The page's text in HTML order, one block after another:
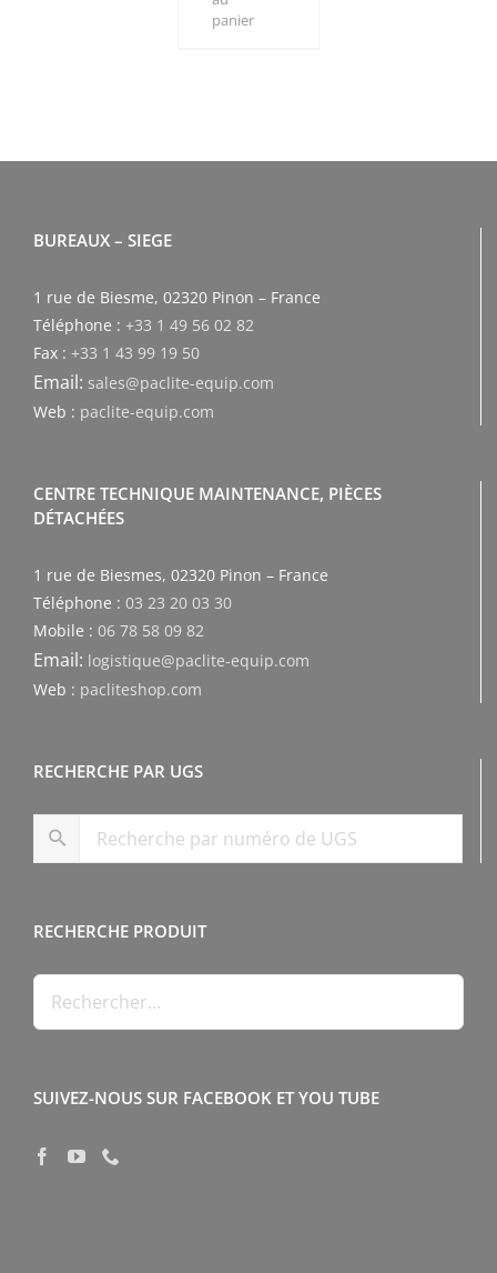
panier
BUREAUX – SIEGE
1 rue de Biesme, 02320 Pinon – France
Téléphone : +33 1 49 56 02 82
Fax : +33 1 43 99 19 50
Email: sales@paclite-equip.com
Web : paclite-equip.com
CENTRE TECHNIQUE MAINTENANCE, PIÈCES
DÉTACHÉES
1 rue de Biesmes, 02320 Pinon – France
Téléphone : 03 23 20 03 30
Mobile : 06 78 58 09 82
Email: logistique@paclite-equip.com
Web : pacliteshop.com
RECHERCHE PAR UGS
RECHERCHE PRODUIT
SUIVEZ-NOUS SUR FACEBOOK ET YOU TUBE